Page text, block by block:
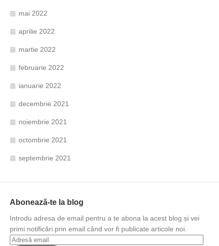
mai 2022
aprilie 2022
martie 2022
februarie 2022
ianuarie 2022
decembrie 2021
noiembrie 2021
octombrie 2021
septembrie 2021
Abonează-te la blog
Introdu adresa de email pentru a te abona la acest blog și vei
primi notificări prin email când vor fi publicate articole noi.